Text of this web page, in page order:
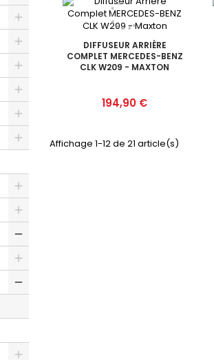
DIFFUSEUR ARRIÈRE
COMPLET MERCEDES-BENZ
CLK W209 - MAXTON
Prix
194,90 €
Affichage 1-12 de 21 article(s)